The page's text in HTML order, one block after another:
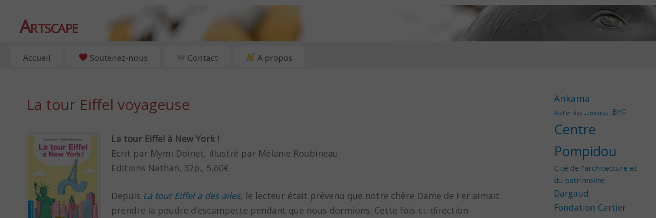
Artscape
EXPOSITIONS, ART ET CULTURE À PARIS
Accueil Soutenez-nous Contact A propos
La tour Eiffel voyageuse
La tour Eiffel à New York !
Ecrit par Mymi Doinet, illustré par Mélanie Roubineau
Editions Nathan, 32p., 5,60€
Depuis La tour Eiffel a des ailes, le lecteur était prévenu que notre chère Dame de Fer aimait
prendre la poudre d’escampette pendant que nous dormions. Cette fois-ci, direction
Ankama
Atelier des Lumières BnF
Centre
Pompidou
Cité de l'architecture et
du patrimoine
Dargaud
Fondation Cartier